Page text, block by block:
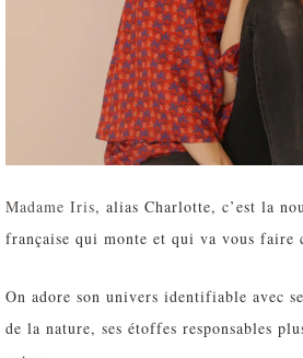
Madame Iris, alias Charlotte, c’est la
française qui monte et qui va vous faire
On adore son univers identifiable avec
de la nature, ses étoffes responsables